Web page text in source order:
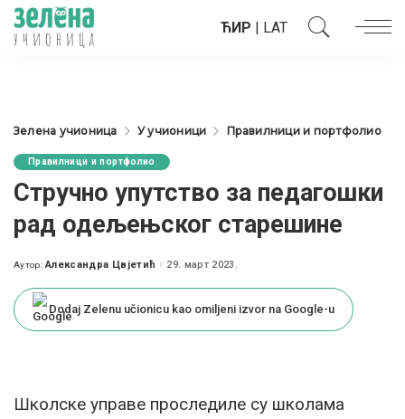
ЋИР | LAT
Зелена учионица У учионици Правилници и портфолио
Правилници и портфолио
Стручно упутство за педагошки
рад одељењског старешине
Posted
Аутор: Александра Цвјетић 29. март 2023.
Dodaj Zelenu učionicu kao omiljeni izvor na Google-u
Школске управе проследиле су школама